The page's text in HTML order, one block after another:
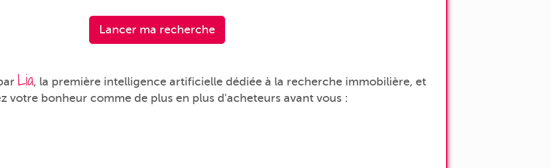
Lancer ma recherche
Lia, la première intelligence artificielle dédiée à la recherche immobilière, et
votre bonheur comme de plus en plus d'acheteurs avant vous :